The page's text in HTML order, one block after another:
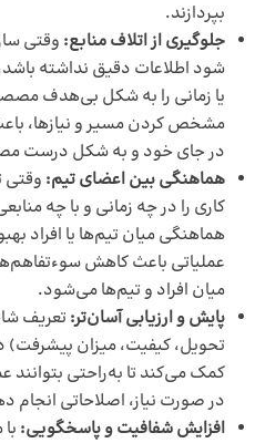
بپردازند.
جلوگیری از اتلاف منابع: وقتی
شود اطلاعات دقیق نداشته
یا زمانی را به شکل بی‌هدف
مشخص کردن مسیر و نیازها،
در جای خود و به شکل درست
هماهنگی بین اعضای تیم: وقتی
کاری را در چه زمانی و با چه
هماهنگی میان تیم‌ها یا افراد
عملیاتی باعث کاهش
میان افراد و تیم‌ها می‌شود.
پایش و ارزیابی آسان‌تر: تعریف
تحویل، کیفیت، میزان پیشرفت)
کمک می‌کند تا به‌راحتی بتوانند
در صورت نیاز، اصلاحاتی انجام
افزایش شفافیت و پاسخگویی: